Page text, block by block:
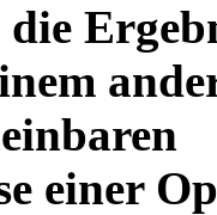
einer